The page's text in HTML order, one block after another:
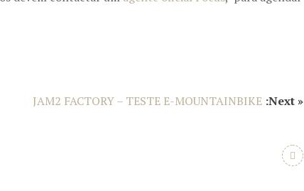
JAM2 FACTORY – TESTE E-MOUNTAINBIKE :Next »